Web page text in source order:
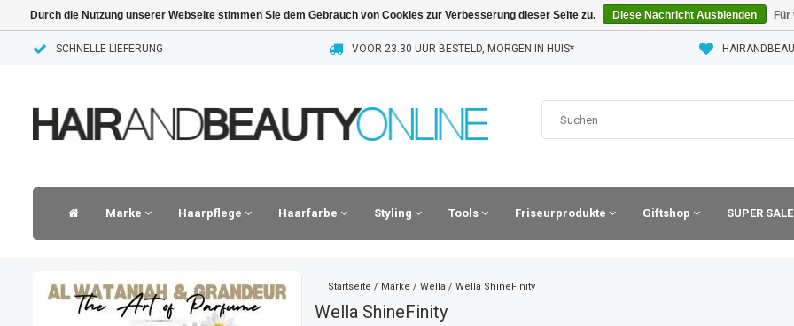
SCHNELLE LIEFERUNG VOOR 23.30 UUR BESTELD, MORGEN IN HUIS*
Marke Haarpflege Haarfarbe Styling Tools Friseurprodukte Giftshop SUPER
Startseite / Marke / Wella / Wella ShineFinity
Wella ShineFinity
Durch die Nutzung unserer Webseite stimmen Sie dem Gebrauch von Cookies zur Verbesserung dieser Seite zu. Diese Nachricht Ausblenden